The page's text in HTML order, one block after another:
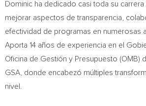
Dominic ha dedicado casi toda su
mejorar aspectos de transparencia,
efectividad de programas en numerosas
Aporta 14 años de experiencia en el
Oficina de Gestión y Presupuesto (OMB)
GSA, donde encabezó múltiples
nivel.